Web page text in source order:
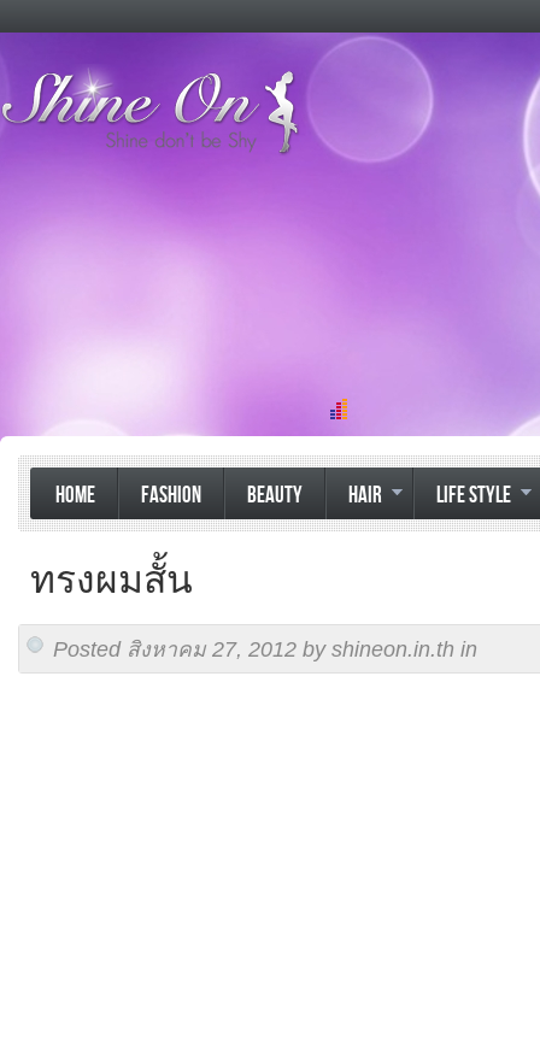
HOME FASHION BEAUTY HAIR LIFE STYLE
ทรงผมสั้น
Posted สิงหาคม 27, 2012 by shineon.in.th in